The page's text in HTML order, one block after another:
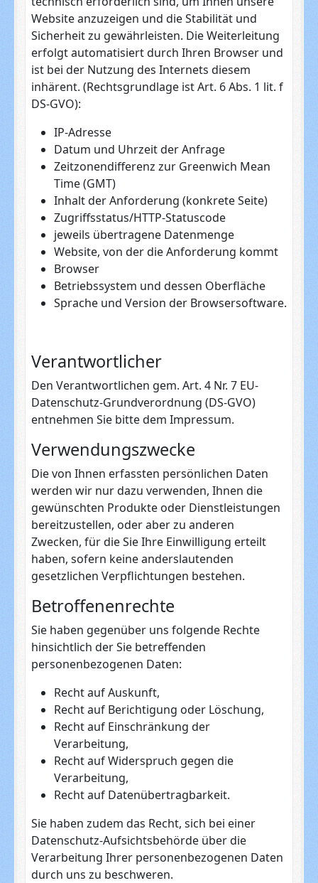
Website anzuzeigen und die Stabilität und
Sicherheit zu gewährleisten. Die Weiterleitung
erfolgt automatisiert durch Ihren Browser und
ist bei der Nutzung des Internets diesem
inhärent. (Rechtsgrundlage ist Art. 6 Abs. 1 lit. f
DS-GVO):
IP-Adresse
Datum und Uhrzeit der Anfrage
Zeitzonendifferenz zur Greenwich Mean
Time (GMT)
Inhalt der Anforderung (konkrete Seite)
Zugriffsstatus/HTTP-Statuscode
jeweils übertragene Datenmenge
Website, von der die Anforderung kommt
Browser
Betriebssystem und dessen Oberfläche
Sprache und Version der Browsersoftware.
Verantwortlicher
Den Verantwortlichen gem. Art. 4 Nr. 7 EU-
Datenschutz-Grundverordnung (DS-GVO)
entnehmen Sie bitte dem Impressum.
Verwendungszwecke
Die von Ihnen erfassten persönlichen Daten
werden wir nur dazu verwenden, Ihnen die
gewünschten Produkte oder Dienstleistungen
bereitzustellen, oder aber zu anderen
Zwecken, für die Sie Ihre Einwilligung erteilt
haben, sofern keine anderslautenden
gesetzlichen Verpflichtungen bestehen.
Betroffenenrechte
Sie haben gegenüber uns folgende Rechte
hinsichtlich der Sie betreffenden
personenbezogenen Daten:
Recht auf Auskunft,
Recht auf Berichtigung oder Löschung,
Recht auf Einschränkung der
Verarbeitung,
Recht auf Widerspruch gegen die
Verarbeitung,
Recht auf Datenübertragbarkeit.
Sie haben zudem das Recht, sich bei einer
Datenschutz-Aufsichtsbehörde über die
Verarbeitung Ihrer personenbezogenen Daten
durch uns zu beschweren.